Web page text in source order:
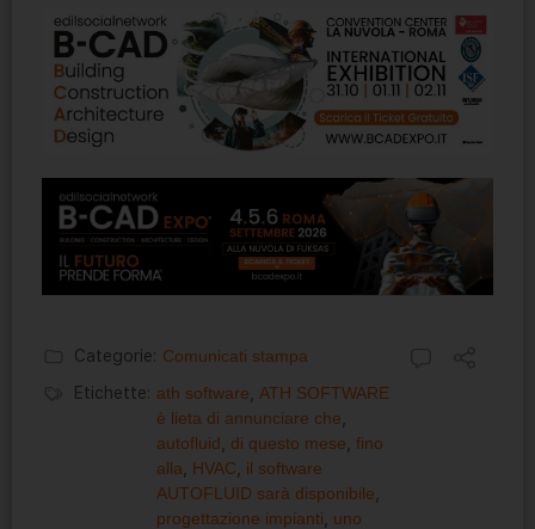
Categorie: Comunicati stampa
Etichette: ath software
ATH SOFTWARE
è lieta di annunciare che
autofluid
di questo mese fino
alla
HVAC
il software
AUTOFLUID sarà disponibile
progettazione impianti
uno